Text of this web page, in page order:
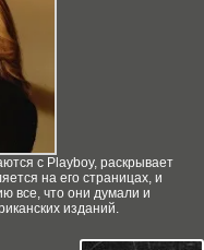
с Playboy, раскрывает
на его страницах, и
все, что они думали и
изданий.